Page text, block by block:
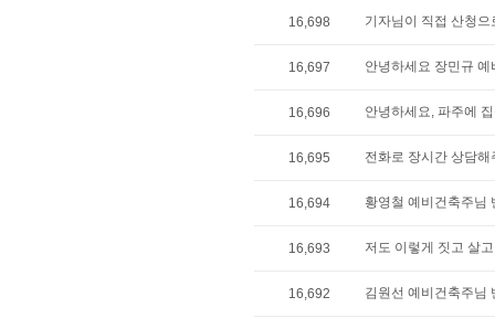
16,698 기자님이 직접 산청
16,697 안녕하세요 장민규
16,696 안녕하세요, 파주에
16,695 전화로 장시간 상담
16,694 황영철 예비건축주님
16,693 저도 이렇게 짓고 살
16,692 김원선 예비건축주님